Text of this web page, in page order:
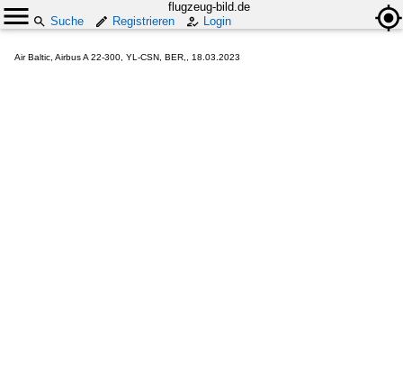
flugzeug-bild.de
Suche
Registrieren Login
Air Baltic, Airbus A 22-300, YL-CSN, BER,, 18.03.2023